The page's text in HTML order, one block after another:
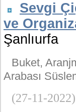
Sevgi
ve
Şanlıurfa
Buket,
Arabası
(27-11-2022)